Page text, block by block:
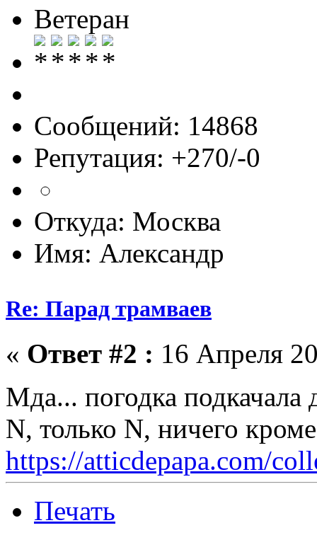
Ветеран
Сообщений: 14868
Репутация: +270/-0
Откуда: Москва
Имя: Александр
Re: Парад трамваев
« Ответ #2 : 16 Апреля
Мда... погодка подкачала
N, только N, ничего
https://atticdepapa.com/
Печать